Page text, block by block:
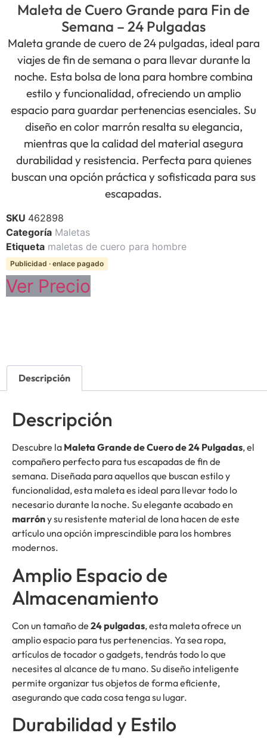
Maleta de Cuero Grande para Fin de
Semana – 24 Pulgadas
Maleta grande de cuero de 24 pulgadas, ideal para
viajes de fin de semana o para llevar durante la
noche. Esta bolsa de lona para hombre combina
estilo y funcionalidad, ofreciendo un amplio
espacio para guardar pertenencias esenciales. Su
diseño en color marrón resalta su elegancia,
mientras que la calidad del material asegura
durabilidad y resistencia. Perfecta para quienes
buscan una opción práctica y sofisticada para sus
escapadas.
SKU 462898
Categoría Maletas
Etiqueta maletas de cuero para hombre
Publicidad · enlace pagado
Ver Precio
Descripción
Descripción
Descubre la Maleta Grande de Cuero de 24 Pulgadas, el
compañero perfecto para tus escapadas de fin de
semana. Diseñada para aquellos que buscan estilo y
funcionalidad, esta maleta es ideal para llevar todo lo
necesario durante la noche. Su elegante acabado en
marróny su resistente material de lona hacen de este
artículo una opción imprescindible para los hombres
modernos.
Amplio Espacio de
Almacenamiento
Con un tamaño de 24 pulgadas, esta maleta ofrece un
amplio espacio para tus pertenencias. Ya sea ropa,
artículos de tocador o gadgets, tendrás todo lo que
necesites al alcance de tu mano. Su diseño inteligente
permite organizar tus objetos de forma eficiente,
asegurando que cada cosa tenga su lugar.
Durabilidad y Estilo